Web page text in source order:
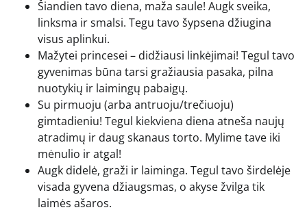
Šiandien tavo diena, maža saule! Augk sveika,
linksma ir smalsi. Tegu tavo šypsena džiugina
visus aplinkui.
Mažytei princesei – didžiausi linkėjimai! Tegul tavo
gyvenimas būna tarsi gražiausia pasaka, pilna
nuotykių ir laimingų pabaigų.
Su pirmuoju (arba antruoju/trečiuoju)
gimtadieniu! Tegul kiekviena diena atneša naujų
atradimų ir daug skanaus torto. Mylime tave iki
mėnulio ir atgal!
Augk didelė, graži ir laiminga. Tegul tavo širdelėje
visada gyvena džiaugsmas, o akyse žvilga tik
laimės ašaros.